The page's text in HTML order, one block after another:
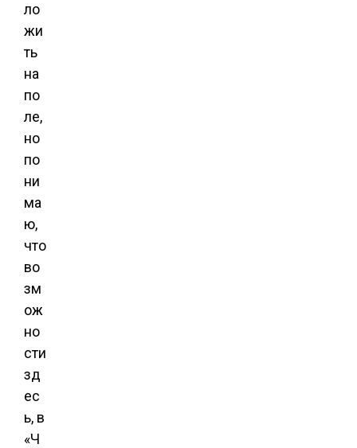
ло
жи
ть
на
по
ле,
но
по
ни
ма
ю,
что
во
зм
ож
но
сти
зд
ес
ь, в
«Ч